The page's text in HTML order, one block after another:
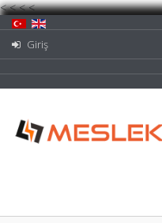
<<<<
Giriş